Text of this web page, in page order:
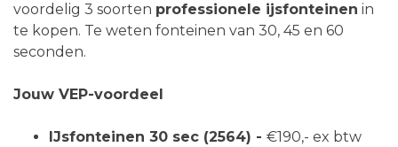
voordelig 3 soorten professionele ijsfonteinen in
te kopen. Te weten fonteinen van 30, 45 en 60
seconden.
Jouw VEP-voordeel
IJsfonteinen 30 sec (2564) - €190,- ex btw